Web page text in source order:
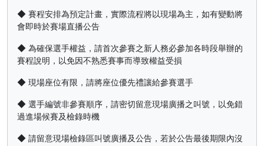
◆ 賽程安排為預定計畫，實際流程將以現場為主，如有變動將
會即時於賽場直播公告
◆ 為確保選手權益，請首次參賽之新人務必參加各時段舉辦的
賽程說明，以免因不熟悉賽事而導致權益受損
◆ 現場座位有限，請將座位優先禮讓給參賽選手
◆ 選手編號非參賽順序，請密切留意現場廣播之叫號，以免錯
過進場候賽及檢錄時機
◆ 請留意現場檢錄區叫號廣播及公告，若於公告最後期限內沒